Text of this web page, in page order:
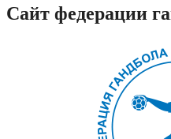
Сайт федерации